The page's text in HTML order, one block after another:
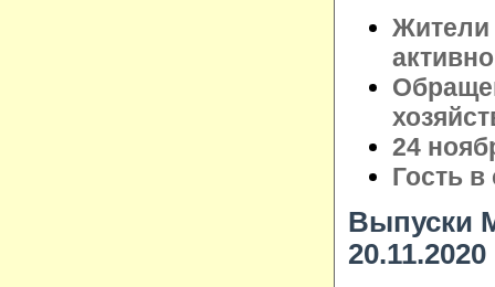
Жители
24
Гость
Выпуски
20.11.2020